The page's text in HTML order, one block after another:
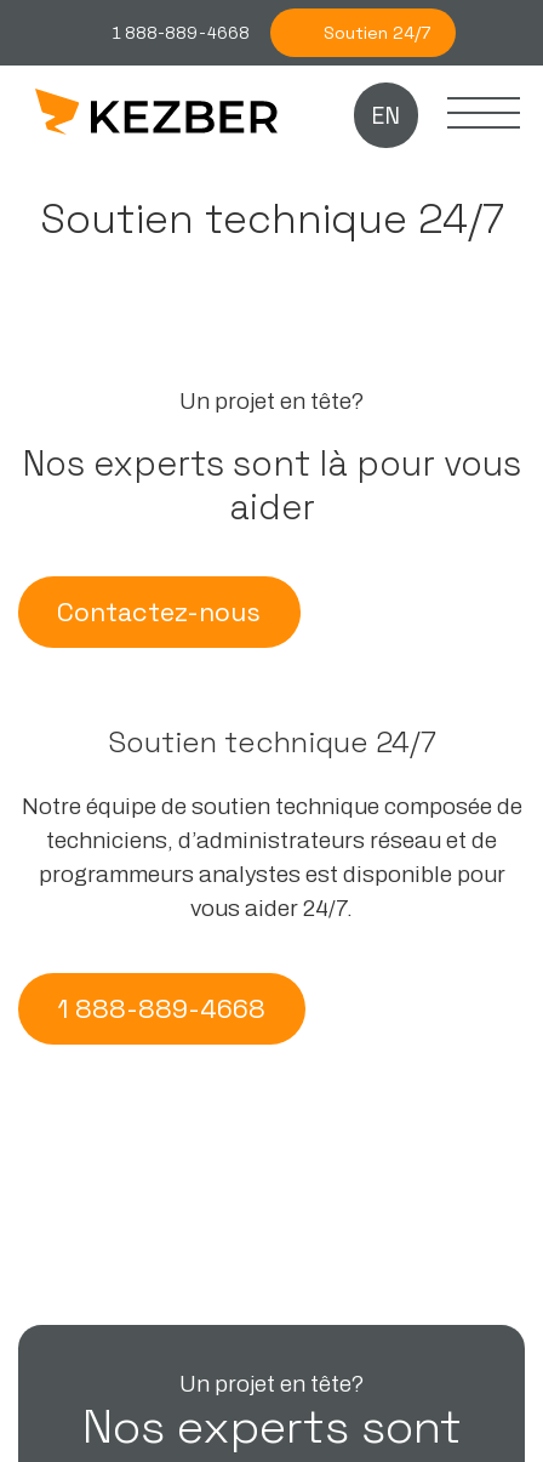
1 888-889-4668 Soutien 24/7
EN
Soutien technique 24/7
Un projet en tête?
Nos experts sont là pour vous
aider
Contactez-nous
Soutien technique 24/7
Notre équipe de soutien technique composée de
techniciens, d’administrateurs réseau et de
programmeurs analystes est disponible pour
vous aider 24/7.
1 888-889-4668
Un projet en tête?
Nos experts sont